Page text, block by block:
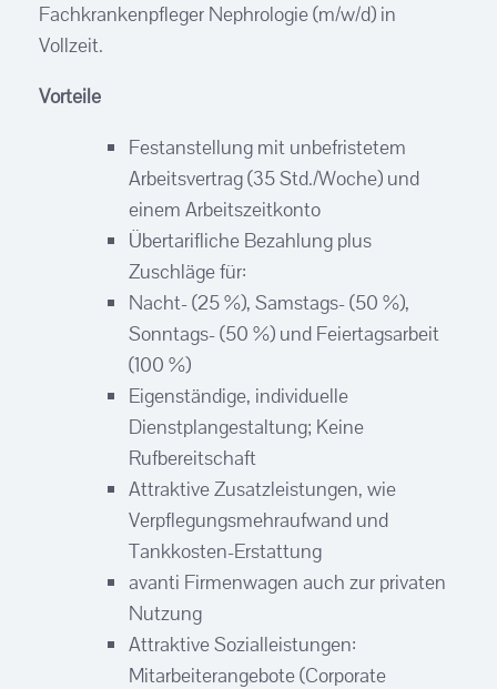
Fachkrankenpfleger Nephrologie (m/w/d) in
Vollzeit.
Vorteile
Festanstellung mit unbefristetem
Arbeitsvertrag (35 Std./Woche) und
einem Arbeitszeitkonto
Übertarifliche Bezahlung plus
Zuschläge für:
Nacht- (25 %), Samstags- (50 %),
Sonntags- (50 %) und Feiertagsarbeit
(100 %)
Eigenständige, individuelle
Dienstplangestaltung; Keine
Rufbereitschaft
Attraktive Zusatzleistungen, wie
Verpflegungsmehraufwand und
Tankkosten-Erstattung
avanti Firmenwagen auch zur privaten
Nutzung
Attraktive Sozialleistungen:
Mitarbeiterangebote (Corporate